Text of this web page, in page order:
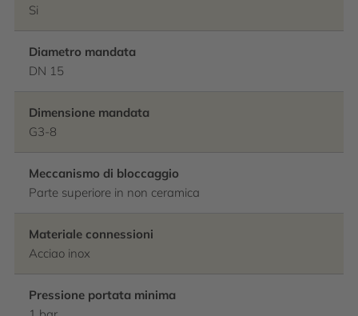
Si
Diametro mandata
DN 15
Dimensione mandata
G3-8
Meccanismo di bloccaggio
Parte superiore in non ceramica
Materiale connessioni
Acciao inox
Pressione portata minima